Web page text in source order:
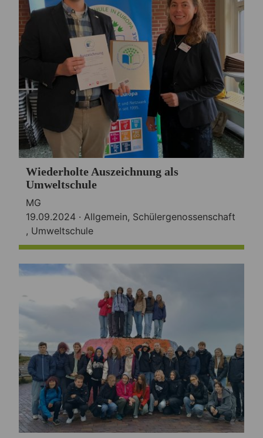
Wiederholte Auszeichnung als
Umweltschule
MG
19.09.2024 · Allgemein, Schülergenossenschaft
, Umweltschule